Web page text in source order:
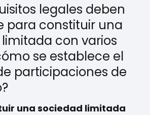
legales deben
para constituir una
con varios
se establece el
participaciones de
una sociedad limitada